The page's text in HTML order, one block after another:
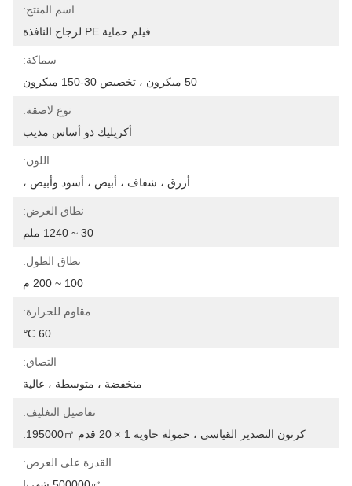
اسم المنتج:
فيلم حماية PE لزجاج النافذة
سماكة:
50 ميكرون ، تخصيص 30-150 ميكرون
نوع لاصقة:
أكريليك ذو أساس مذيب
اللون:
أزرق ، شفاف ، أبيض ، أسود وأبيض ،
نطاق العرض:
30 ~ 1240 ملم
نطاق الطول:
100 ~ 200 م
مقاوم للحرارة:
60 ℃
التصاق:
منخفضة ، متوسطة ، عالية
تفاصيل التغليف:
كرتون التصدير القياسي ، حمولة حاوية 1 × 20 قدم 195000㎡.
القدرة على العرض: